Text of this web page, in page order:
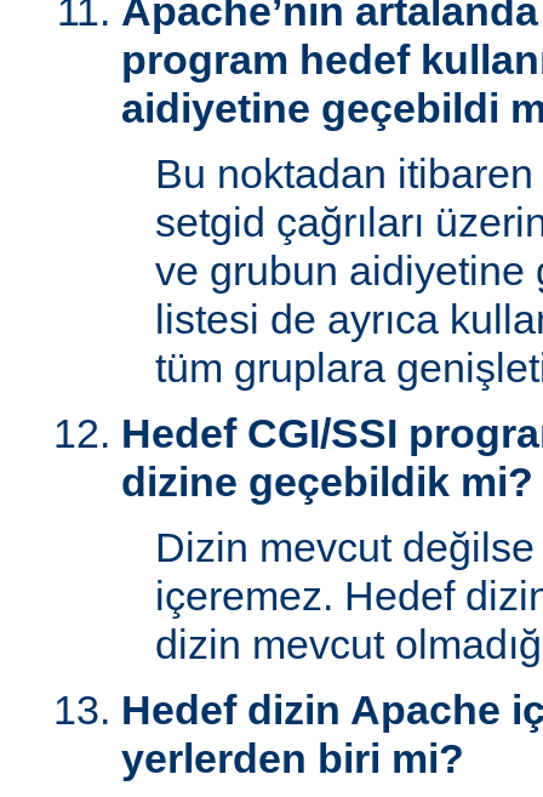
Apache’nin artalanda
program hedef
aidiyetine geçebildi
Bu noktadan
setgid çağrıları
ve grubun aidiyetine
listesi de ayrıca
tüm gruplara
Hedef CGI/SSI
dizine geçebildik mi?
Dizin mevcut değilse
içeremez. Hedef
dizin mevcut
Hedef dizin Apache
yerlerden biri mi?